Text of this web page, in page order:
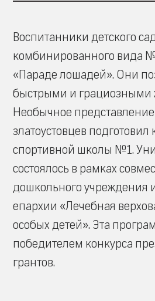
Воспитанники детского
комбинированного вида
«Параде лошадей». Они
быстрыми и грациозными
Необычное
златоустовцев
спортивной школы №1.
состоялось в рамках
дошкольного учреждения
епархии «Лечебная
особых детей». Эта
победителем конкурса
грантов.